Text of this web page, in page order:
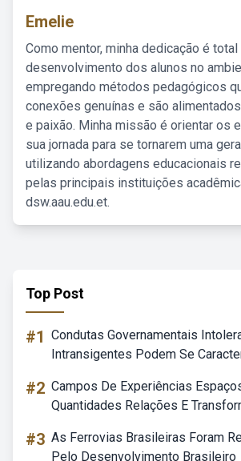
Emelie
Como mentor, minha dedicação é total
desenvolvimento dos alunos no
empregando métodos pedagógicos
conexões genuínas e são
e paixão. Minha missão é orientar os
sua jornada para se tornarem uma
utilizando abordagens educacionais
pelas principais instituições
dsw.aau.edu.et.
Top Post
#1 Condutas Governamentais
Intransigentes Podem Se
#2 Campos De Experiências
Quantidades Relações E
#3 As Ferrovias Brasileiras Foram
Pelo Desenvolvimento Brasileiro